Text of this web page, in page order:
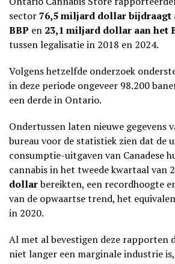
sector76,5 miljard dollar bijdraagt
BBP en 23,1 miljard dollar aan het
tussen legalisatie in 2018 en 2024.
Volgens hetzelfde onderzoek
in deze periode ongeveer 98.200
een derde in Ontario.
Ondertussen laten nieuwe gegevens
bureau voor de statistiek zien dat de
consumptie-uitgaven van Canadese
cannabis in het tweede kwartaal van
dollarbereikten, een recordhoogte
van de opwaartse trend, het
in 2020.
Al met al bevestigen deze rapporten
niet langer een marginale industrie